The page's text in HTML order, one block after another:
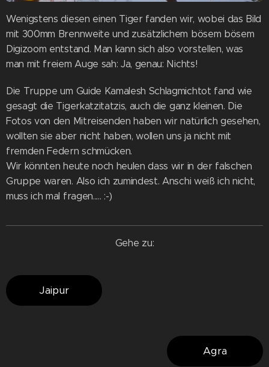
Wenigstens diesen einen Tiger fanden wir, wobei das Bild
mit 300mm Brennweite und zusätzlichem bösem bösem
Digizoom entstand. Man kann sich also vorstellen, was
man mit freiem Auge sah: Ja, genau: Nichts!
Die Truppe um Guide Kamalesh Schlagmichtot fand wie
gesagt die Tigerkatzitatzis, auch die ganz kleinen. Die
Fotos von den Mitreisenden haben wir natürlich gesehen,
wollten sie aber nicht haben, wollen uns ja nicht mit
fremden Federn schmücken.
Wir könnten heute noch heulen dass wir in der falschen
Gruppe waren. Also ich zumindest. Anschi weiß ich nicht,
muss ich mal fragen..... :-)
Gehe zu:
Jaipur
Agra